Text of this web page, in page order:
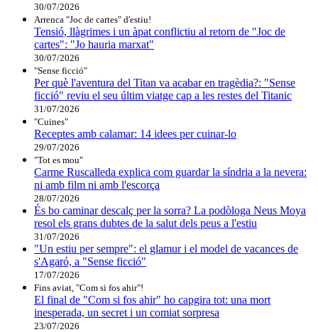
30/07/2026
Arrenca "Joc de cartes" d'estiu!
Tensió, llàgrimes i un àpat conflictiu al retorn de "Joc de
cartes": "Jo hauria marxat"
30/07/2026
"Sense ficció"
Per què l'aventura del Titan va acabar en tragèdia?: "Sense
ficció" reviu el seu últim viatge cap a les restes del Titanic
31/07/2026
"Cuines"
Receptes amb calamar: 14 idees per cuinar-lo
29/07/2026
"Tot es mou"
Carme Ruscalleda explica com guardar la síndria a la nevera:
ni amb film ni amb l'escorça
28/07/2026
És bo caminar descalç per la sorra? La podòloga Neus Moya
resol els grans dubtes de la salut dels peus a l'estiu
31/07/2026
"Un estiu per sempre": el glamur i el model de vacances de
s'Agaró, a "Sense ficció"
17/07/2026
Fins aviat, "Com si fos ahir"!
El final de "Com si fos ahir" ho capgira tot: una mort
inesperada, un secret i un comiat sorpresa
23/07/2026